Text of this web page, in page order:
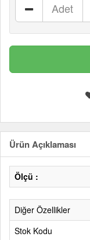
Adet
Ürün Açıklaması
Ölçü :
Diğer Özellikler
Stok Kodu